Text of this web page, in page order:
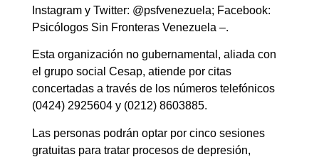
Instagram y Twitter: @psfvenezuela; Facebook:
Psicólogos Sin Fronteras Venezuela –.
Esta organización no gubernamental, aliada con
el grupo social Cesap, atiende por citas
concertadas a través de los números telefónicos
(0424) 2925604 y (0212) 8603885.
Las personas podrán optar por cinco sesiones
gratuitas para tratar procesos de depresión,